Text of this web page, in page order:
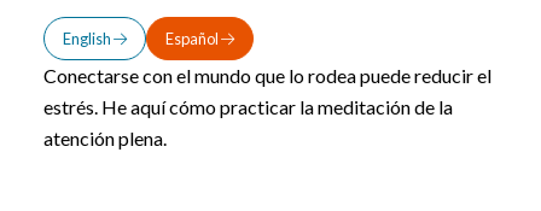
English Español
Conectarse con el mundo que lo rodea puede reducir el
estrés. He aquí cómo practicar la meditación de la
atención plena.